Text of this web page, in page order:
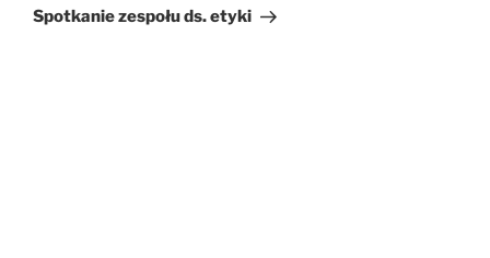
wpis
Spotkanie zespołu ds. etyki